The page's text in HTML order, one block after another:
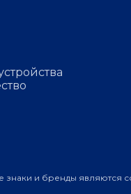
и бренды являются